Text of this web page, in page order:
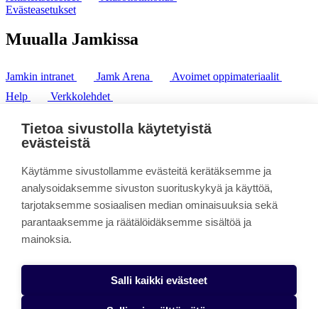
Evästeasetukset
Muualla Jamkissa
Jamkin intranet Jamk Arena
Avoimet oppimateriaalit
Help
Verkkolehdet
puh. +358 20 743 8100
fax. +358 14 449 9694
Tietoa sivustolla käytetyistä
evästeistä
Käytämme sivustollamme evästeitä kerätäksemme ja
analysoidaksemme sivuston suorituskykyä ja käyttöä,
tarjotaksemme sosiaalisen median ominaisuuksia sekä
parantaaksemme ja räätälöidäksemme sisältöä ja
mainoksia.
Salli kaikki evästeet